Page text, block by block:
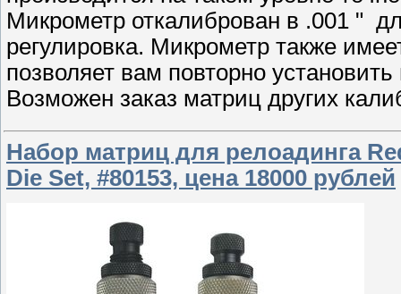
Микрометр откалиброван в .001 "
регулировка. Микрометр также
позволяет вам повторно
Возможен заказ матриц других
Набор матриц для релоадинга
Die Set, #80153, цена 18000 рублей